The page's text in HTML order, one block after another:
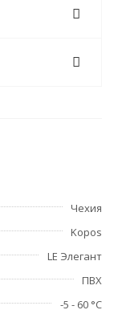
Чехия
Kopos
LE Элегант
ПВХ
-5 - 60 °C